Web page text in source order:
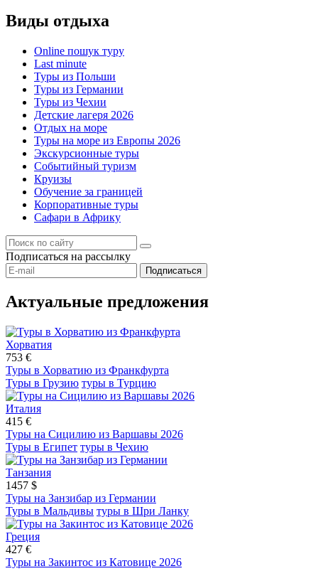
Виды отдыха
Online пошук туру
Last minute
Туры из Польши
Туры из Германии
Туры из Чехии
Детские лагеря 2026
Отдых на море
Туры на море из Европы 2026
Экскурсионные туры
Событийный туризм
Круизы
Обучение за границей
Корпоративные туры
Сафари в Африку
Подписаться на рассылку
Подписаться
Актуальные предложения
Хорватия
753 €
Туры в Хорватию из Франкфурта
Туры в Грузию туры в Турцию
Италия
415 €
Туры на Сицилию из Варшавы 2026
Туры в Египет туры в Чехию
Танзания
1457 $
Туры на Занзибар из Германии
Туры в Мальдивы туры в Шри Ланку
Греция
427 €
Туры на Закинтос из Катовице 2026